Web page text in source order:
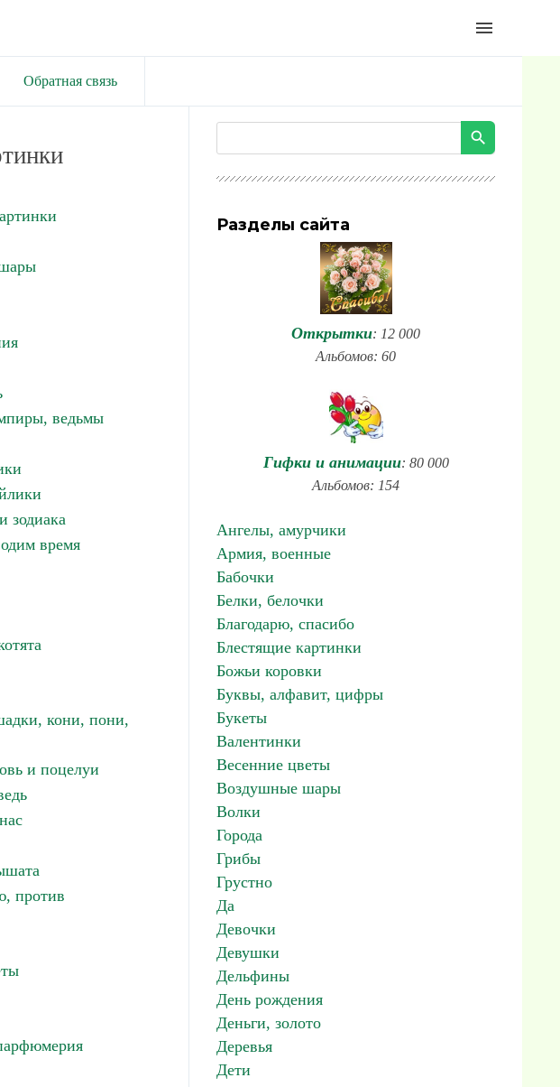
menu
Обратная связь
ведьмы
зодиака
время
кони, пони,
и поцелуи
против
Разделы сайта
Открытки: 12 000
Альбомов: 60
Гифки и анимации: 80 000
Альбомов: 154
Ангелы, амурчики
Армия, военные
Бабочки
Белки, белочки
Благодарю, спасибо
Блестящие картинки
Божьи коровки
Буквы, алфавит, цифры
Букеты
Валентинки
Весенние цветы
Воздушные шары
Волки
Города
Грибы
Грустно
Да
Девочки
Девушки
Дельфины
День рождения
Деньги, золото
Деревья
Дети